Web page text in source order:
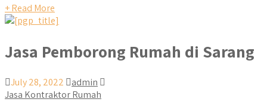
+ Read More
Jasa Pemborong Rumah di Sarang
July 28, 2022
admin
Jasa Kontraktor Rumah